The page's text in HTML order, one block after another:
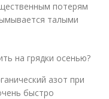
потерям
талыми
на грядки осенью?
азот при
быстро